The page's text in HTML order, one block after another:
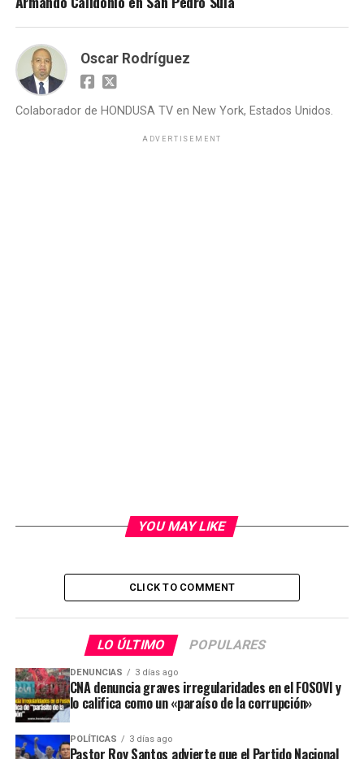
Oscar Rodríguez
Colaborador de HONDUSA TV en New York, Estados Unidos.
ADVERTISEMENT
YOU MAY LIKE
CLICK TO COMMENT
LO ÚLTIMO POPULARES
DENUNCIAS 3 días ago
CNA denuncia graves irregularidades en el FOSOVI y
lo califica como un «paraíso de la corrupción»
POLÍTICAS 3 días ago
Pastor Roy Santos advierte que el Partido Nacional